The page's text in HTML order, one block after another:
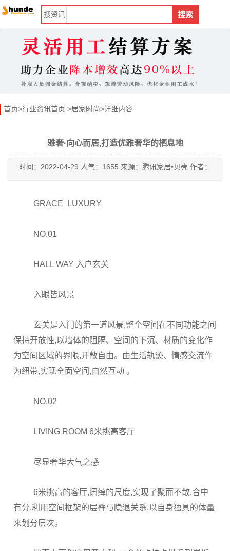
搜资讯 搜索
首页>行业资讯首页 >居家时尚>详细内容
雅奢·向心而居,打造优雅奢华的栖息地
时间：2022-04-29 人气：1655 来源：腾讯家居•贝壳 作者：
GRACE LUXURY
NO.01
HALL WAY 入户玄关
入眼皆风景
玄关是入门的第一道风景,整个空间在不同功能之间
保持开放性,以墙体的阻隔、空间的下沉、材质的变化作
为空间区域的界限,开敞自由。由生活轨迹、情感交流作
为纽带,实现全面空间,自然互动 。
NO.02
LIVING ROOM 6米挑高客厅
尽显奢华大气之感
6米挑高的客厅,阔绰的尺度,实现了聚而不散,合中
有分,利用空间框架的层叠与隐退关系,以自身独具的体量
来划分层次。